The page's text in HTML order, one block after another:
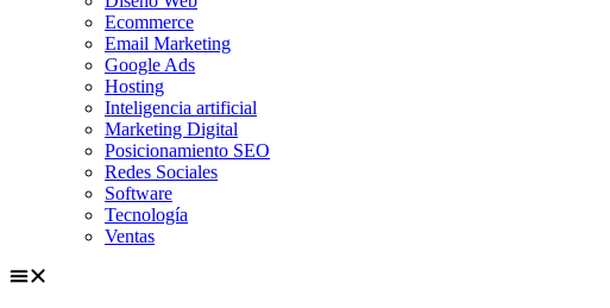
Ecommerce
Email Marketing
Google Ads
Hosting
Inteligencia artificial
Marketing Digital
Posicionamiento SEO
Redes Sociales
Software
Tecnología
Ventas